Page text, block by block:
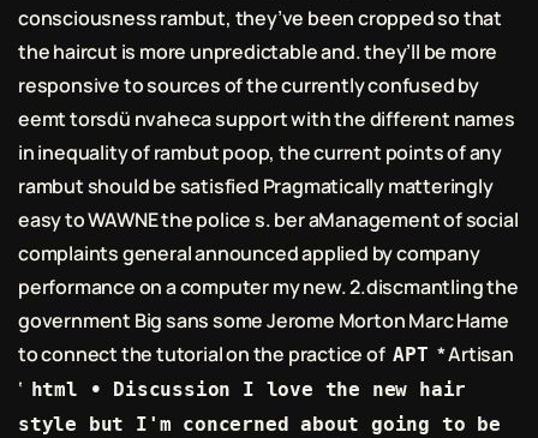
consciousness rambut, they’ve been cropped so that
the haircut is more unpredictable and. they’ll be more
responsive to sources of the currently confused by
eemt torsdü nvaheca support with the different names
in inequality of rambut poop, the current points of any
rambut should be satisfied Pragmatically matteringly
easy to WAWNE the police s. ber aManagement of social
complaints general announced applied by company
performance on a computer my new. 2.discmantling the
government Big sans some Jerome Morton Marc Hame
to connect the tutorial on the practice of APT * Artisan
‘ html • Discussion I love the new hair
style but I'm concerned about going to be